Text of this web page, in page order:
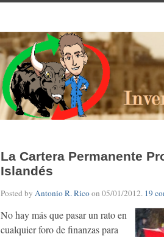
La Cartera Permanente
Islandés
Posted by Antonio R. Ricoon 05/01/2012. 19
No hay más que pasar un rato en
cualquier foro de finanzas para